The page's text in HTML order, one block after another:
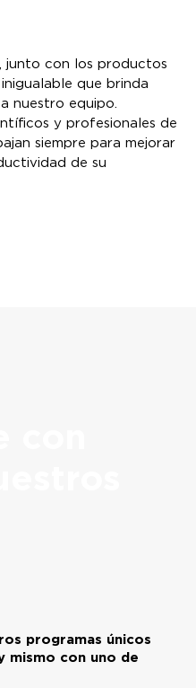
junto con los productos
que brinda
nuestro equipo.
y profesionales de
siempre para mejorar
de su
programas únicos
mismo con uno de